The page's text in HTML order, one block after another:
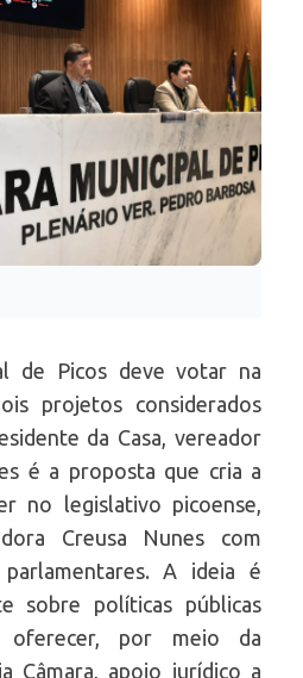
de Picos deve votar na
projetos considerados
da Casa, vereador
é a proposta que cria a
no legislativo picoense,
Creusa Nunes com
A ideia é
sobre políticas públicas
oferecer, por meio da
Câmara, apoio jurídico a